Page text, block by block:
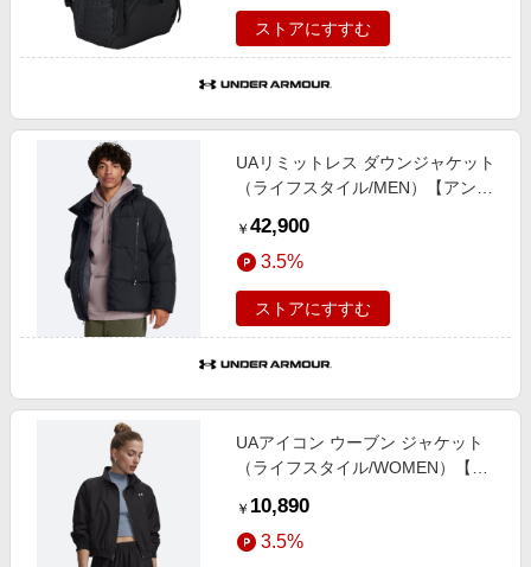
ストアにすすむ
UAリミットレス ダウンジャケット
（ライフスタイル/MEN）【アンダ
￥ 42,900
3.5%
ストアにすすむ
UAアイコン ウーブン ジャケット
（ライフスタイル/WOMEN）【ア
ARMOUR】
￥ 10,890
3.5%